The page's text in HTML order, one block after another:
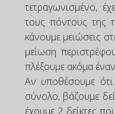
τετραγωνισμένο,
τους πόντους της
κάνουμε μειώσεις
μείωση
πλέξουμε ακόμα
Αν υποθέσουμε
σύνολο, βάζουμε
έχουμε 2 δείκτες